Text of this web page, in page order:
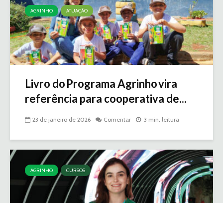
AGRINHO ATUAÇÃO
Livro do Programa Agrinho vira
referência para cooperativa de...
23 de janeiro de 2026 Comentar 3 min. leitura
AGRINHO CURSOS